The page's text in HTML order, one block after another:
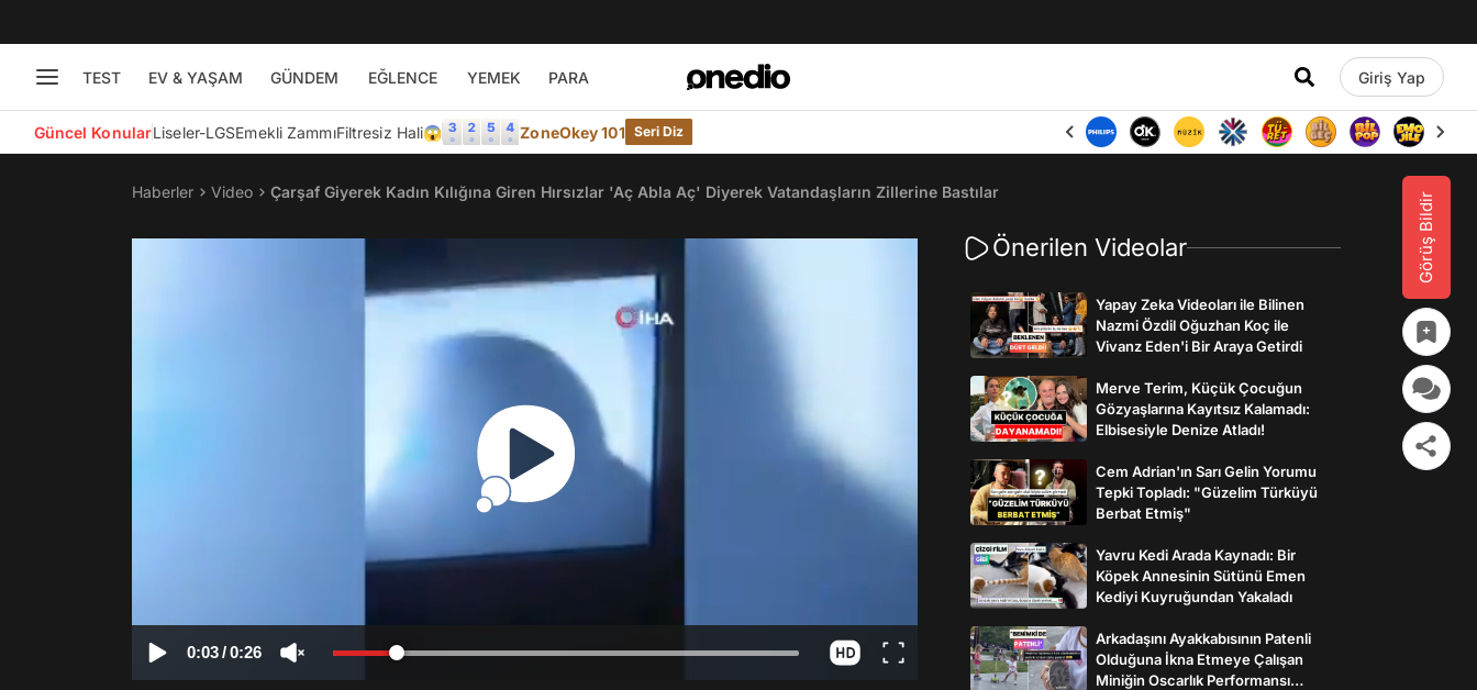
TEST EV & YAŞAM GÜNDEM EĞLENCE YEMEK PARA Giriş Yap
Güncel KonularLiseler-LGSEmekli ZammıFiltresiz Hali😱 ZoneOkey 101 Seri Diz
Görüş Bildir
Haberler Video Çarşaf Giyerek Kadın Kılığına Giren Hırsızlar 'Aç Abla Aç' Diyerek Vatandaşların Zillerine Bastılar
0:03/0:26
Önerilen Videolar
Yapay Zeka Videoları ile Bilinen
Nazmi Özdil Oğuzhan Koç ile
Vivanz Eden'i Bir Araya Getirdi
Merve Terim, Küçük Çocuğun
Gözyaşlarına Kayıtsız Kalamadı:
Elbisesiyle Denize Atladı!
Cem Adrian'ın Sarı Gelin Yorumu
Tepki Topladı: "Güzelim Türküyü
Berbat Etmiş"
Yavru Kedi Arada Kaynadı: Bir
Köpek Annesinin Sütünü Emen
Kediyi Kuyruğundan Yakaladı
Arkadaşını Ayakkabısının Patenli
Olduğuna İkna Etmeye Çalışan
Miniğin Oscarlık Performansı